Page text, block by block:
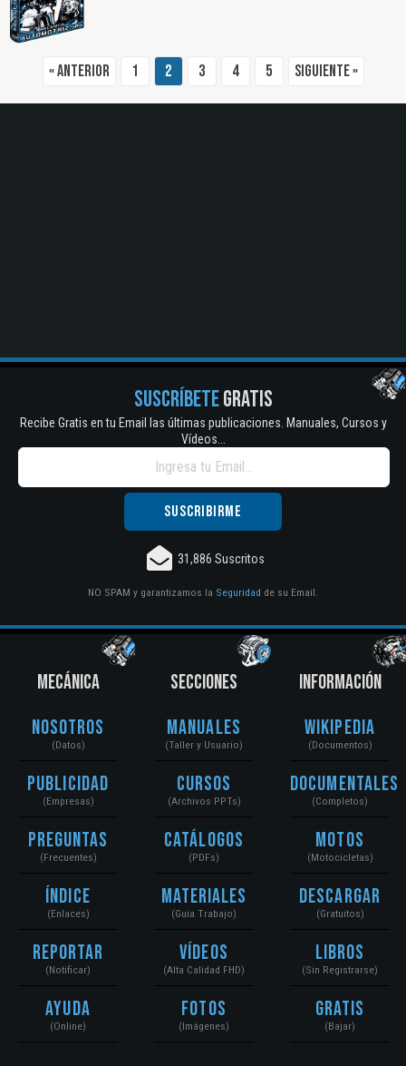
« Anterior 1 2 3 4 5 Siguiente »
SUSCRÍBETEGRATIS
Recibe Gratis en tu Email las últimas publicaciones. Manuales, Cursos y
Vídeos...
31,886 Suscritos
NO SPAM y garantizamos la Seguridad de su Email.
MECÁNICA
Nosotros
(Datos)
Publicidad
(Empresas)
Preguntas
(Frecuentes)
Índice
(Enlaces)
Reportar
(Notificar)
Ayuda
(Online)
SECCIONES
Manuales
(Taller y Usuario)
Cursos
(Archivos PPTs)
Catálogos
(PDFs)
Materiales
(Guía Trabajo)
Vídeos
(Alta Calidad FHD)
Fotos
(Imágenes)
INFORMACIÓN
Wikipedia
(Documentos)
Documentales
(Completos)
Motos
(Motocicletas)
Descargar
(Gratuitos)
Libros
(Sin Registrarse)
Gratis
(Bajar)